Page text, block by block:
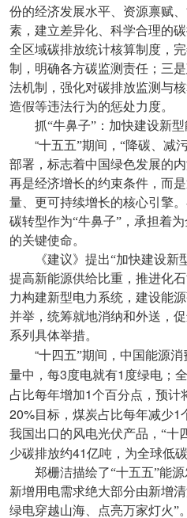
份的经济发展水平、资源禀赋
素，建立差异化、科学合理的
全区域碳排放统计核算制度，
制，明确各方碳监测责任；三
法机制，强化对碳排放监测与
造假等违法行为的惩处力度。
抓“牛鼻子”：加快建设新
“十五五”期间，“降碳、减
部署，标志着中国绿色发展的
再是经济增长的约束条件，而
量、更可持续增长的核心引擎
碳转型作为“牛鼻子”，承担着
的关键使命。
《建议》提出“加快建设
提高新能源供给比重，推进化
力构建新型电力系统，建设能
并举，统筹就地消纳和外送，
系列具体举措。
“十四五”期间，中国能源
量中，每3度电就有1 度绿电；
占比每年增加1个百分点，预计
20%目标，煤炭占比每年减少1
我国出口的风电光伏产品，“十
少碳排放约41亿吨，为全球低
郑栅洁描绘了“十五五”能
新增用电需求绝大部分由新增
绿电穿越山海、点亮万家灯火”。